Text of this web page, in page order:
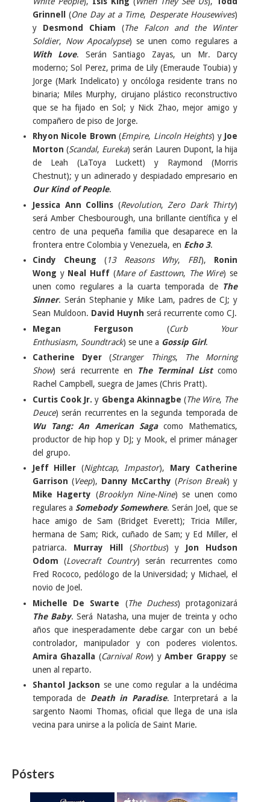
Grinnell
(One Day at a Time, Desperate Housewives)
y Desmond Chiam (The Falcon and the Winter
Soldier, Now Apocalypse) se unen como regulares a
With Love. Serán Santiago Zayas, un Mr. Darcy
moderno; Sol Perez, prima de Lily (Emeraude Toubia) y
Jorge (Mark Indelicato) y oncóloga residente trans no
binaria; Miles Murphy, cirujano plástico reconstructivo
que se ha fijado en Sol; y Nick Zhao, mejor amigo y
compañero de piso de Jorge.
Rhyon Nicole Brown (Empire, Lincoln Heights) y Joe
Morton (Scandal, Eureka) serán Lauren Dupont, la hija
de Leah (LaToya Luckett) y Raymond (Morris
Chestnut); y un adinerado y despiadado empresario en
Our Kind of People.
Jessica Ann Collins (Revolution, Zero Dark Thirty)
será Amber Chesbourough, una brillante científica y el
centro de una pequeña familia que desaparece en la
frontera entre Colombia y Venezuela, en Echo 3.
Cindy Cheung (13 Reasons Why, FBI), Ronin
Wong y Neal Huff (Mare of Easttown, The Wire) se
unen como regulares a la cuarta temporada de The
Sinner. Serán Stephanie y Mike Lam, padres de CJ; y
Sean Muldoon. David Huynh será recurrente como CJ.
Megan Ferguson (Curb Your
Enthusiasm, Soundtrack) se une a Gossip Girl.
Catherine Dyer (Stranger Things,
The Morning
Show) será recurrente en The Terminal Listcomo
Rachel Campbell, suegra de James (Chris Pratt).
Curtis Cook Jr. y Gbenga Akinnagbe (The Wire, The
Deuce) serán recurrentes en la segunda temporada de
Wu Tang: An American Sagacomo Mathematics,
productor de hip hop y DJ; y Mook, el primer mánager
del grupo.
Jeff Hiller (Nightcap,Impastor), Mary Catherine
Garrison (Veep), Danny McCarthy (Prison Break) y
Mike Hagerty (Brooklyn Nine-Nine) se unen como
regulares a Somebody Somewhere. Serán Joel, que se
hace amigo de Sam (Bridget Everett); Tricia Miller,
hermana de Sam; Rick, cuñado de Sam; y Ed Miller, el
patriarca. Murray Hill (Shortbus) y Jon Hudson
Odom (Lovecraft Country) serán recurrentes como
Fred Rococo, pedólogo de la Universidad; y Michael, el
novio de Joel.
Michelle De Swarte (The Duchess) protagonizará
The Baby. Será Natasha, una mujer de treinta y ocho
años que inesperadamente debe cargar con un bebé
controlador, manipulador y con poderes violentos.
Amira Ghazalla (Carnival Row) yAmber Grappy se
unen al reparto.
Shantol Jackson se une como regular a la undécima
temporada de Death in Paradise. Interpretará a la
sargento Naomi Thomas, oficial que llega de una isla
vecina para unirse a la policía de Saint Marie.
Pósters